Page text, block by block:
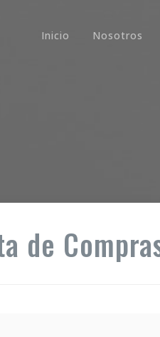
Inicio Nosotros
de